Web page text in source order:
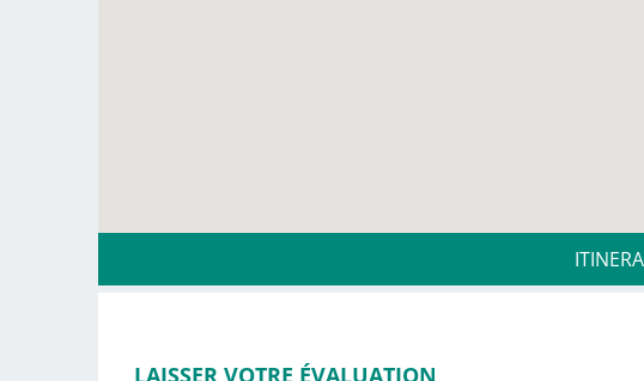
LAISSER VOTRE ÉVALUATION